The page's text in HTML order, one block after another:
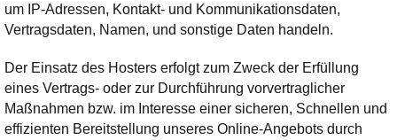
um IP-Adressen, Kontakt- und Kommunikationsdaten,
Vertragsdaten, Namen, und sonstige Daten handeln.
Der Einsatz des Hosters erfolgt zum Zweck der Erfüllung
eines Vertrags- oder zur Durchführung vorvertraglicher
Maßnahmen bzw. im Interesse einer sicheren, Schnellen und
effizienten Bereitstellung unseres Online-Angebots durch